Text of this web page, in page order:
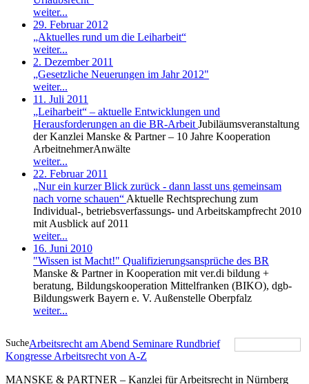
weiter...
29. Februar 2012
„Aktuelles rund um die Leiharbeit“
weiter...
2. Dezember 2011
„Gesetzliche Neuerungen im Jahr 2012"
weiter...
11. Juli 2011
„Leiharbeit“ – aktuelle Entwicklungen und
Herausforderungen an die BR-Arbeit Jubiläumsveranstaltung
der Kanzlei Manske & Partner – 10 Jahre Kooperation
ArbeitnehmerAnwälte
weiter...
22. Februar 2011
„Nur ein kurzer Blick zurück - dann lasst uns gemeinsam
nach vorne schauen“ Aktuelle Rechtsprechung zum
Individual-, betriebsverfassungs- und Arbeitskampfrecht 2010
mit Ausblick auf 2011
weiter...
16. Juni 2010
"Wissen ist Macht!" Qualifizierungsansprüche des BR
Manske & Partner in Kooperation mit ver.di bildung +
beratung, Bildungskooperation Mittelfranken (BIKO), dgb-
Bildungswerk Bayern e. V. Außenstelle Oberpfalz
weiter...
SucheArbeitsrecht am Abend Seminare Rundbrief
Kongresse Arbeitsrecht von A-Z
MANSKE & PARTNER – Kanzlei für Arbeitsrecht in Nürnberg